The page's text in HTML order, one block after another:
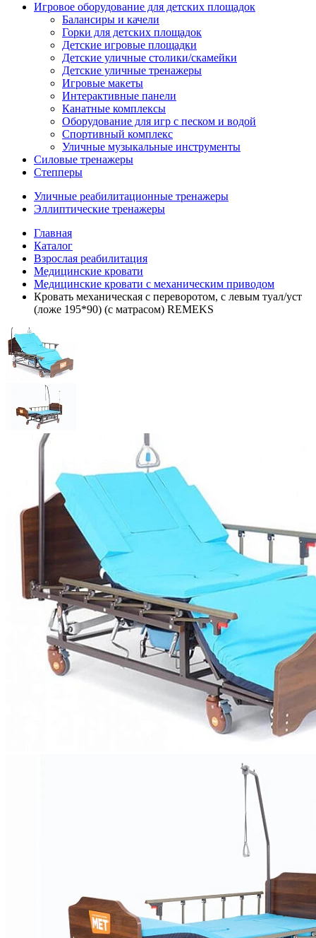
Игровое оборудование для детских площадок
Балансиры и качели
Горки для детских площадок
Детские игровые площадки
Детские уличные столики/скамейки
Детские уличные тренажеры
Игровые макеты
Интерактивные панели
Канатные комплексы
Оборудование для игр с песком и водой
Спортивный комплекс
Уличные музыкальные инструменты
Силовые тренажеры
Степперы
Уличные реабилитационные тренажеры
Эллиптические тренажеры
Главная
Каталог
Взрослая реабилитация
Медицинские кровати
Медицинские кровати с механическим приводом
Кровать механическая с переворотом, с левым туал/уст
(ложе 195*90) (с матрасом) REMEKS